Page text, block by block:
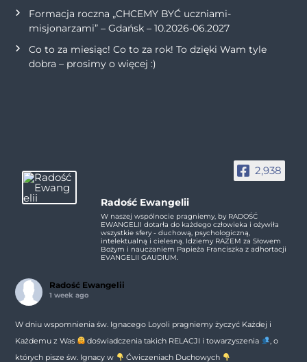
Formacja roczna „CHCEMY BYĆ uczniami-
misjonarzami” – Gdańsk – 10.2026-06.2027
Co to za miesiąc! Co to za rok! To dzięki Wam tyle
dobra – prosimy o więcej :)
2,938
Radość Ewangelii
W naszej wspólnocie pragniemy, by RADOŚĆ
EWANGELII dotarła do każdego człowieka i ożywiła
wszystkie sfery - duchową, psychologiczną,
intelektualną i cielesną. Idziemy RAZEM za Słowem
Bożym i nauczaniem Papieża Franciszka z adhortacji
EVANGELII GAUDIUM.
Radość Ewangelii
1 week ago
W dniu wspomnienia św. Ignacego Loyoli pragniemy życzyć Każdej i
Każdemu z Was
doświadczenia takich RELACJI i towarzyszenia
, o
których pisze św. Ignacy w
Ćwiczeniach Duchowych